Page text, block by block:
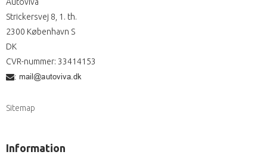
Strickersvej 8, 1. th.
2300 København S
DK
CVR-nummer: 33414153
:
Sitemap
Information